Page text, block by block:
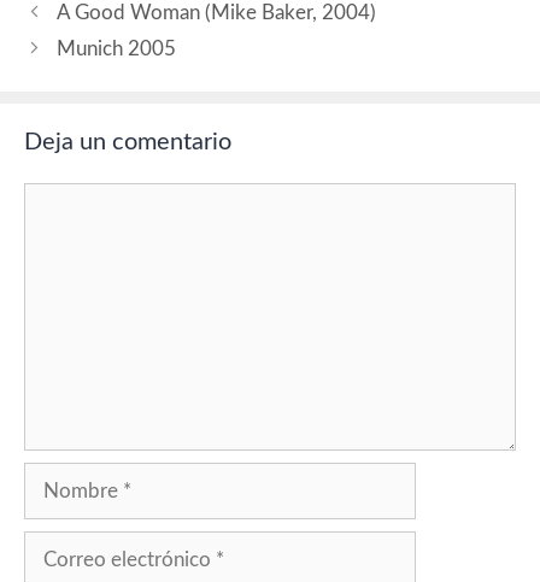
A Good Woman (Mike Baker, 2004)
Munich 2005
Deja un comentario